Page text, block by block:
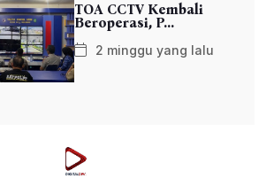
TOA CCTV Kembali
Beroperasi, P...
2 minggu yang lalu